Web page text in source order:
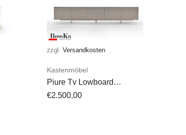
zzgl. Versandkosten
Kastenmöbel
Piure Tv Lowboard
Sideboard
€2.500,00